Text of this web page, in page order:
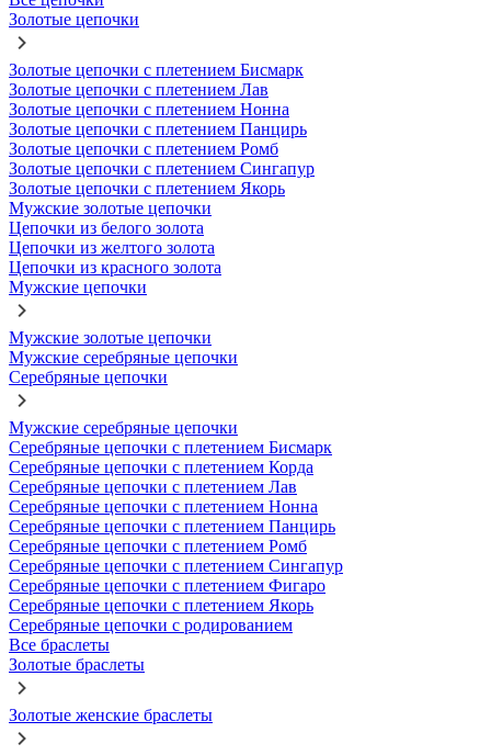
Золотые цепочки
Золотые цепочки с плетением Бисмарк
Золотые цепочки с плетением Лав
Золотые цепочки с плетением Нонна
Золотые цепочки с плетением Панцирь
Золотые цепочки с плетением Ромб
Золотые цепочки с плетением Сингапур
Золотые цепочки с плетением Якорь
Мужские золотые цепочки
Цепочки из белого золота
Цепочки из желтого золота
Цепочки из красного золота
Мужские цепочки
Мужские золотые цепочки
Мужские серебряные цепочки
Серебряные цепочки
Мужские серебряные цепочки
Серебряные цепочки с плетением Бисмарк
Серебряные цепочки с плетением Корда
Серебряные цепочки с плетением Лав
Серебряные цепочки с плетением Нонна
Серебряные цепочки с плетением Панцирь
Серебряные цепочки с плетением Ромб
Серебряные цепочки с плетением Сингапур
Серебряные цепочки с плетением Фигаро
Серебряные цепочки с плетением Якорь
Серебряные цепочки с родированием
Все браслеты
Золотые браслеты
Золотые женские браслеты